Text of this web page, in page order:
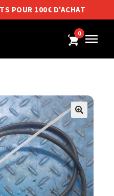
POUR 100€ D'ACHAT
0